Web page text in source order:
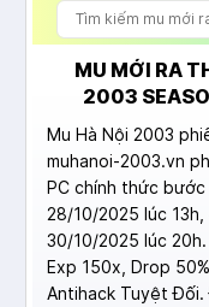
MU MỚI RA
2003
Mu Hà Nội 2003
muhanoi-2003.vn
PC chính thức
28/10/2025 lúc
30/10/2025 lúc
Exp 150x, Drop
Antihack Tuyệt